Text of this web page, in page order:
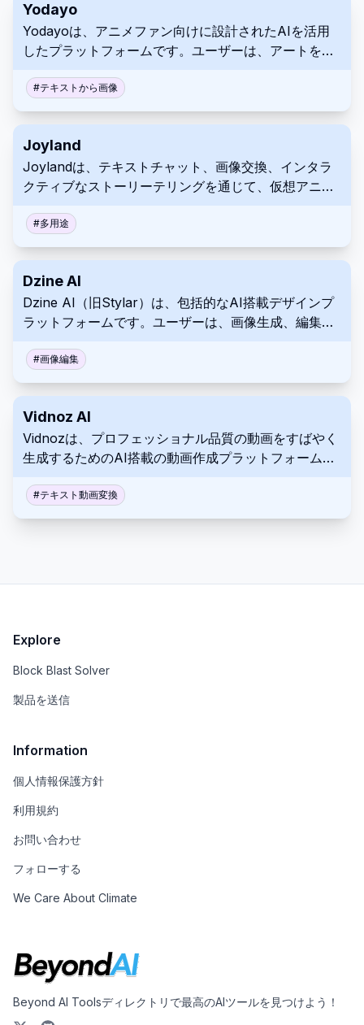
Yodayo
Yodayoは、アニメファン向けに設計されたAIを活用
したプラットフォームです。ユーザーは、アートを生
ィ内でつながることができます。
#テキストから画像
Joyland
Joylandは、テキストチャット、画像交換、インタラ
クティブなストーリーテリングを通じて、仮想アニメ
プラットフォームです。
#多用途
Dzine AI
Dzine AI（旧Stylar）は、包括的なAI搭載デザインプ
ラットフォームです。ユーザーは、画像生成、編集、
す。
#画像編集
Vidnoz AI
Vidnozは、プロフェッショナル品質の動画をすばやく
生成するためのAI搭載の動画作成プラットフォームで
能なテンプレートを使用します。
#テキスト動画変換
Explore
Block Blast Solver
製品を送信
Information
個人情報保護方針
利用規約
お問い合わせ
フォローする
We Care About Climate
Beyond AI Toolsディレクトリで最高のAIツールを見つけよう！